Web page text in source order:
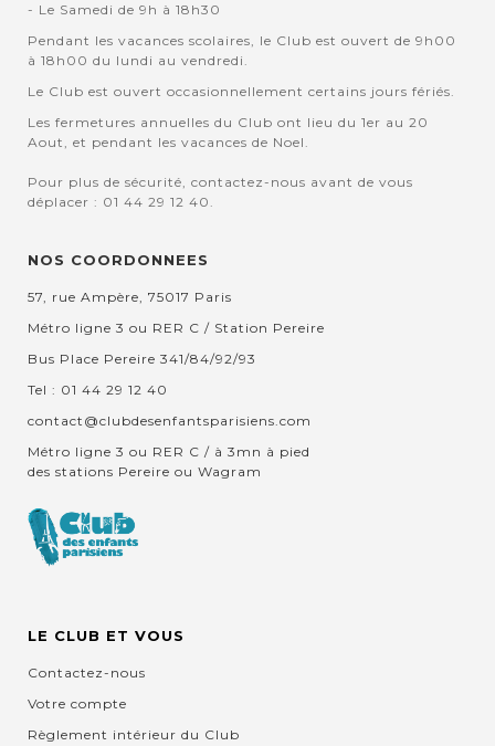
- Le Samedi de 9h à 18h30
Pendant les vacances scolaires, le Club est ouvert de 9h00
à 18h00 du lundi au vendredi.
Le Club est ouvert occasionnellement certains jours fériés.
Les fermetures annuelles du Club ont lieu du 1er au 20
Aout, et pendant les vacances de Noel.
Pour plus de sécurité, contactez-nous avant de vous
déplacer : 01 44 29 12 40.
NOS COORDONNEES
57, rue Ampère, 75017 Paris
Métro ligne 3 ou RER C / Station Pereire
Bus Place Pereire 341/84/92/93
Tel : 01 44 29 12 40
contact@clubdesenfantsparisiens.com
Métro ligne 3 ou RER C / à 3mn à pied
des stations Pereire ou Wagram
LE CLUB ET VOUS
Contactez-nous
Votre compte
Règlement intérieur du Club